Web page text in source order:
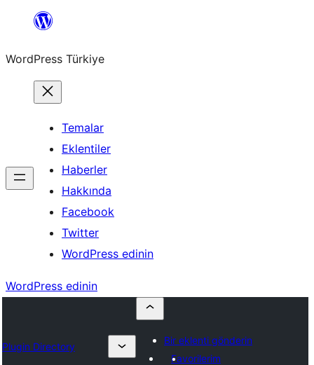
İçeriğe
WordPress Türkiye
Temalar
Eklentiler
Haberler
Hakkında
Facebook
Twitter
WordPress edinin
WordPress edinin
Plugin Directory
Bir eklenti gönderin
Favorilerim